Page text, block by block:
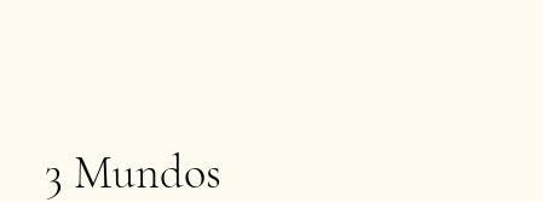
3 Mundos